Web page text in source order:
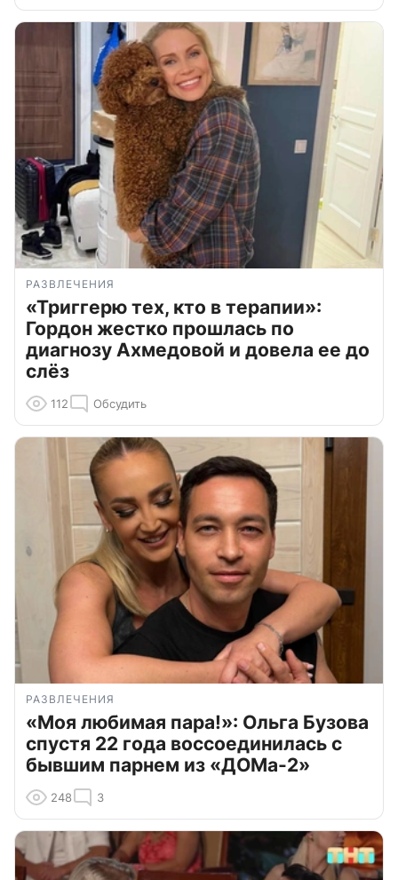
РАЗВЛЕЧЕНИЯ
«Триггерю тех, кто в терапии»:
Гордон жестко прошлась по
диагнозу Ахмедовой и довела ее до
слёз
112 Обсудить
РАЗВЛЕЧЕНИЯ
«Моя любимая пара!»: Ольга Бузова
спустя 22 года воссоединилась с
бывшим парнем из «ДОМа-2»
248 3